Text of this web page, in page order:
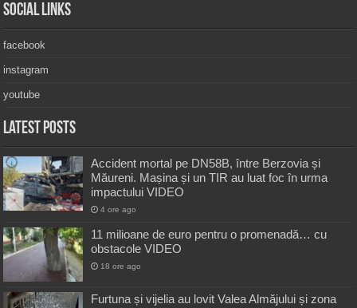
Social Links
facebook
instagram
youtube
Latest Posts
Accident mortal pe DN58B, între Berzovia și
Măureni. Mașina și un TIR au luat foc în urma
impactului VIDEO
4 ore ago
11 milioane de euro pentru o promenadă… cu
obstacole VIDEO
18 ore ago
Furtuna și vijelia au lovit Valea Almăjului și zona